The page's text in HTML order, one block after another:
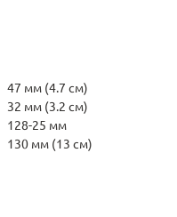
47 мм (4.7 см)
32 мм (3.2 см)
128-25 мм
130 мм (13 см)